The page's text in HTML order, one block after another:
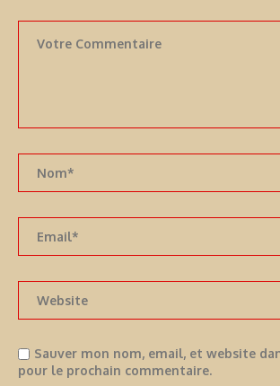
Sauver mon nom, email, et website
pour le prochain commentaire.